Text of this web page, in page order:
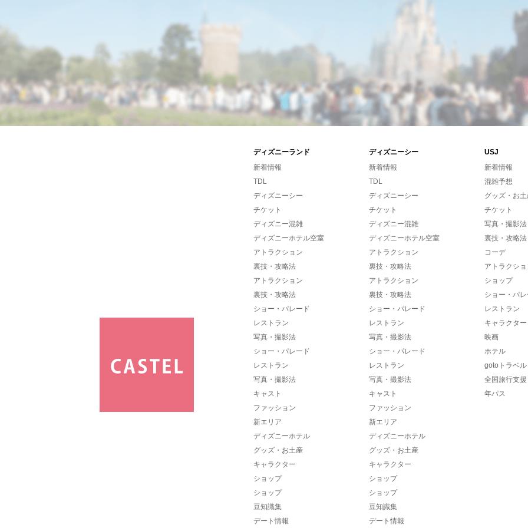
ディズニーランド ディズニーシー
USJ
新着情報
TDL
ディズニーシー
チケット
ディズニー混雑
ディズニーホテル空室
アトラクション
裏技・攻略法
アトラクション
裏技・攻略法
ショー・パレード
レストラン
写真・撮影法
ショー・パレード
レストラン
写真・撮影法
キャスト
ファッション
新エリア
ディズニーホテル
グッズ・お土産
キャラクター
ショップ
ショップ
豆知識集
デート情報
新着情報
TDL
ディズニーシー
チケット
ディズニー混雑
ディズニーホテル空室
アトラクション
裏技・攻略法
アトラクション
裏技・攻略法
ショー・パレード
レストラン
写真・撮影法
ショー・パレード
レストラン
写真・撮影法
キャスト
ファッション
新エリア
ディズニーホテル
グッズ・お土産
キャラクター
ショップ
ショップ
豆知識集
デート情報
新着情報
混雑予想
グッズ・お
チケット
写真・撮影法
裏技・攻略法
コーデ
アトラクシ
ショップ
ショー・パ
レストラン
キャラクター
映画
ホテル
gotoトラベル
全国旅行支援
年パス